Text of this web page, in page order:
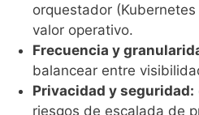
orquestador
valor operativo.
Frecuencia y
balancear entre
Privacidad y seguridad:
riesgos de escalada de